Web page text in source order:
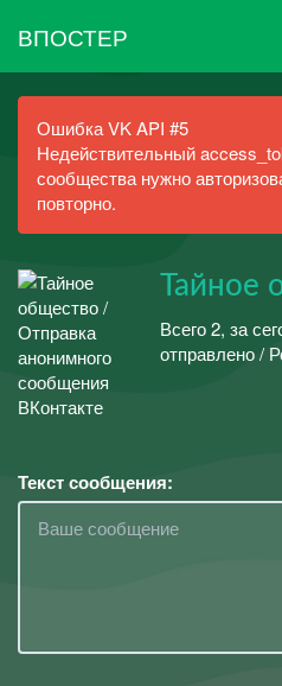
ВПОСТЕР
Ошибка VK API #5
Недействительный
сообщества нужно
повторно.
Тайное
Всего 2, за
отправлено /
Текст сообщения: